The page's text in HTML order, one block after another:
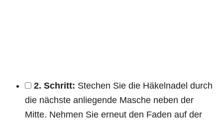
2. Schritt: Stechen Sie die Häkelnadel durch
die nächste anliegende Masche neben der
Mitte. Nehmen Sie erneut den Faden auf der